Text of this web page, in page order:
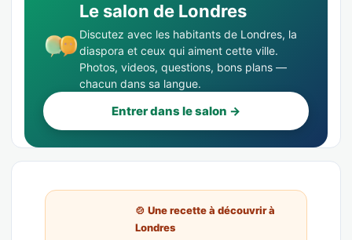
Le salon de Londres
Discutez avec les habitants de Londres, la
diaspora et ceux qui aiment cette ville.
Photos, videos, questions, bons plans —
chacun dans sa langue.
Entrer dans le salon →
🍲 Une recette à découvrir à
Londres